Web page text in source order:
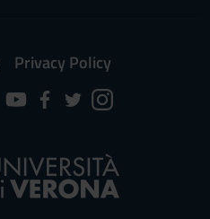
Privacy Policy